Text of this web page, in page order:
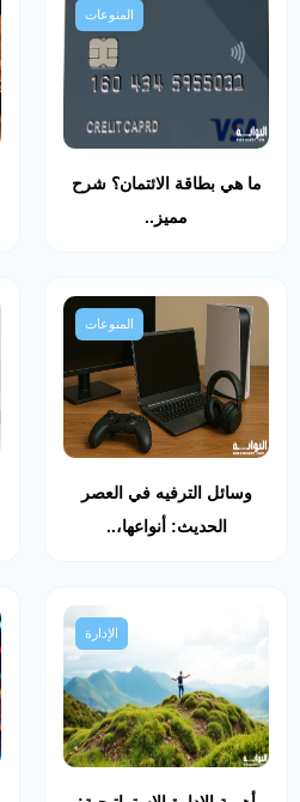
المنوعات
ما هي بطاقة الائتمان؟ شرح
مميز..
المنوعات
وسائل الترفيه في العصر
الحديث: أنواعها،..
الإدارة